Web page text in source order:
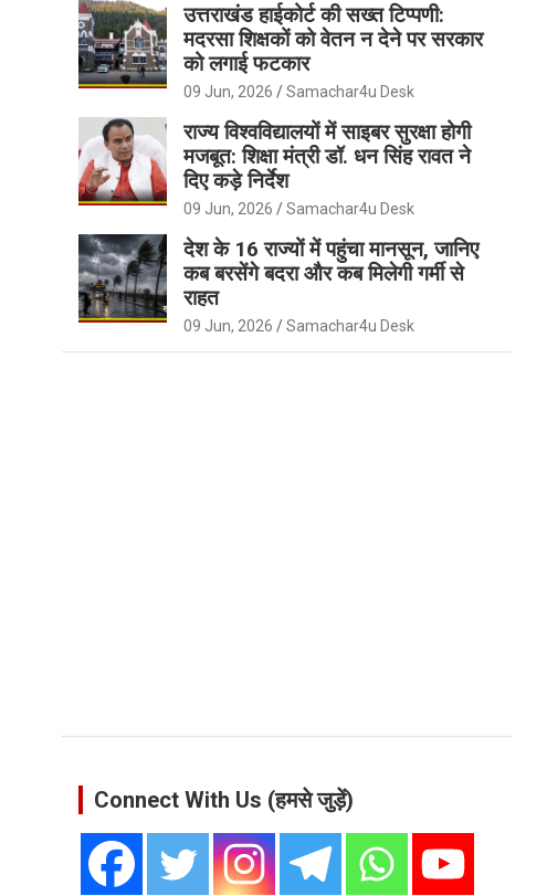
उत्तराखंड हाईकोर्ट की सख्त टिप्पणी:
मदरसा शिक्षकों को वेतन न देने पर सरकार
को लगाई फटकार
09 Jun, 2026 Samachar4u Desk
राज्य विश्वविद्यालयों में साइबर सुरक्षा होगी
मजबूत: शिक्षा मंत्री डॉ. धन सिंह रावत ने
दिए कड़े निर्देश
09 Jun, 2026 Samachar4u Desk
देश के 16 राज्यों में पहुंचा मानसून, जानिए
कब बरसेंगे बदरा और कब मिलेगी गर्मी से
राहत
09 Jun, 2026 Samachar4u Desk
Connect With Us (हमसे जुड़ें)